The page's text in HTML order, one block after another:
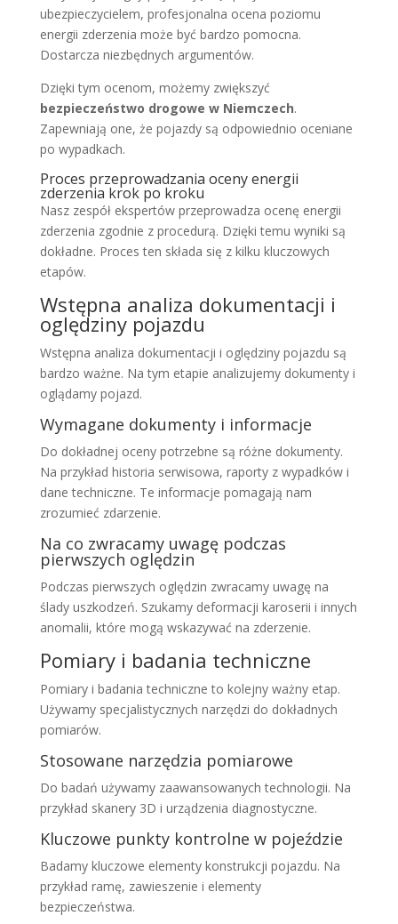
ubezpieczycielem, profesjonalna ocena poziomu
energii zderzenia może być bardzo pomocna.
Dostarcza niezbędnych argumentów.
Dzięki tym ocenom, możemy zwiększyć
bezpieczeństwo drogowe w Niemczech.
Zapewniają one, że pojazdy są odpowiednio oceniane
po wypadkach.
Proces przeprowadzania oceny energii
zderzenia krok po kroku
Nasz zespół ekspertów przeprowadza ocenę energii
zderzenia zgodnie z procedurą. Dzięki temu wyniki są
dokładne. Proces ten składa się z kilku kluczowych
etapów.
Wstępna analiza dokumentacji i
oględziny pojazdu
Wstępna analiza dokumentacji i oględziny pojazdu są
bardzo ważne. Na tym etapie analizujemy dokumenty i
oglądamy pojazd.
Wymagane dokumenty i informacje
Do dokładnej oceny potrzebne są różne dokumenty.
Na przykład historia serwisowa, raporty z wypadków i
dane techniczne. Te informacje pomagają nam
zrozumieć zdarzenie.
Na co zwracamy uwagę podczas
pierwszych oględzin
Podczas pierwszych oględzin zwracamy uwagę na
ślady uszkodzeń. Szukamy deformacji karoserii i innych
anomalii, które mogą wskazywać na zderzenie.
Pomiary i badania techniczne
Pomiary i badania techniczne to kolejny ważny etap.
Używamy specjalistycznych narzędzi do dokładnych
pomiarów.
Stosowane narzędzia pomiarowe
Do badań używamy zaawansowanych technologii. Na
przykład skanery 3D i urządzenia diagnostyczne.
Kluczowe punkty kontrolne w pojeździe
Badamy kluczowe elementy konstrukcji pojazdu. Na
przykład ramę, zawieszenie i elementy
bezpieczeństwa.